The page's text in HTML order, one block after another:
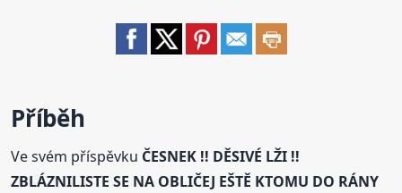
Příběh
Ve svém příspěvku ČESNEK !! DĚSIVÉ LŽI !!
ZBLÁZNILISTE SE NA OBLIČEJ EŠTĚ KTOMU DO RÁNY